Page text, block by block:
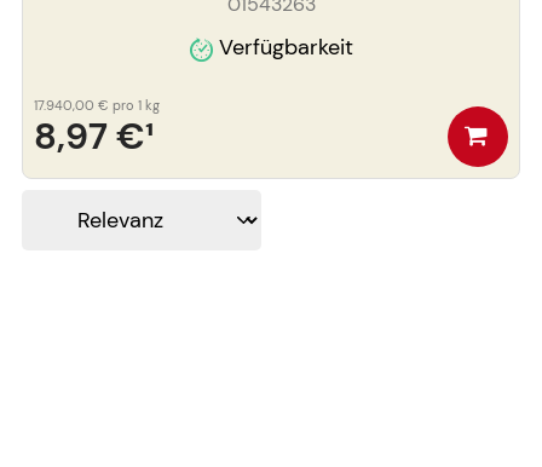
Verfügbarkeit
8,97 €¹
17.940,00 € pro 1 kg